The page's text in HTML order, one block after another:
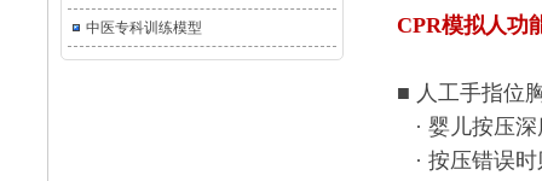
中医专科训练模型 CPR模拟人功
■ 人工手指位
· 婴儿按压
· 按压错误